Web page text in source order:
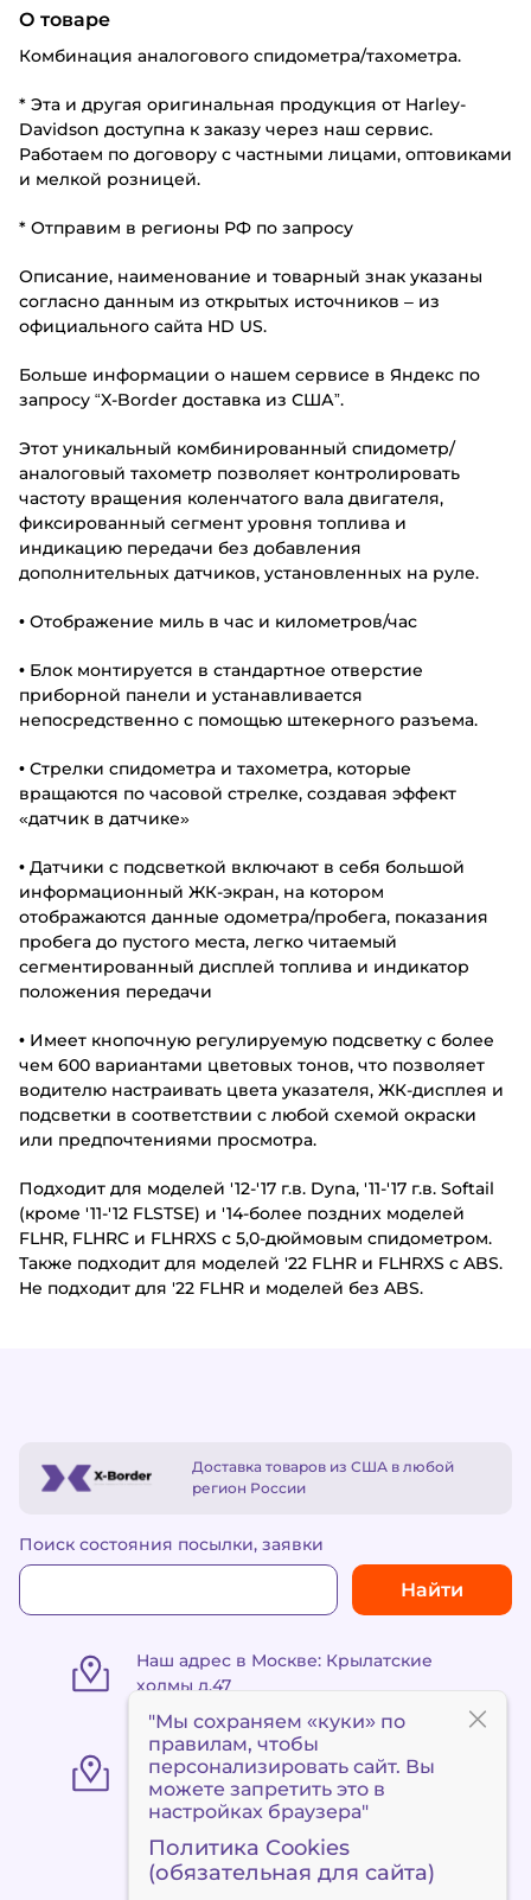
О товаре
Комбинация аналогового спидометра/тахометра.
* Эта и другая оригинальная продукция от Harley-
Davidson доступна к заказу через наш сервис.
Работаем по договору с частными лицами, оптовиками
и мелкой розницей.
* Отправим в регионы РФ по запросу
Описание, наименование и товарный знак указаны
согласно данным из открытых источников – из
официального сайта HD US.
Больше информации о нашем сервисе в Яндекс по
запросу “X-Border доставка из США”.
Этот уникальный комбинированный спидометр/
аналоговый тахометр позволяет контролировать
частоту вращения коленчатого вала двигателя,
фиксированный сегмент уровня топлива и
индикацию передачи без добавления
дополнительных датчиков, установленных на руле.
• Отображение миль в час и километров/час
• Блок монтируется в стандартное отверстие
приборной панели и устанавливается
непосредственно с помощью штекерного разъема.
• Стрелки спидометра и тахометра, которые
вращаются по часовой стрелке, создавая эффект
«датчик в датчике»
• Датчики с подсветкой включают в себя большой
информационный ЖК-экран, на котором
отображаются данные одометра/пробега, показания
пробега до пустого места, легко читаемый
сегментированный дисплей топлива и индикатор
положения передачи
• Имеет кнопочную регулируемую подсветку с более
чем 600 вариантами цветовых тонов, что позволяет
водителю настраивать цвета указателя, ЖК-дисплея и
подсветки в соответствии с любой схемой окраски
или предпочтениями просмотра.
Подходит для моделей '12-'17 г.в. Dyna, '11-'17 г.в. Softail
(кроме '11-'12 FLSTSE) и '14-более поздних моделей
FLHR, FLHRC и FLHRXS с 5,0-дюймовым спидометром.
Также подходит для моделей '22 FLHR и FLHRXS с ABS.
Не подходит для '22 FLHR и моделей без ABS.
Доставка товаров из США в любой
регион России
Поиск состояния посылки, заявки
Найти
Наш адрес в Москве: Крылатские
холмы д.47
«Пункт выдачи Метро
«Сокольники» ул. Маленковская 32,
стр. 3
"Мы сохраняем «куки» по
правилам, чтобы
персонализировать сайт. Вы
можете запретить это в
настройках браузера"
Политика Cookies
(обязательная для сайта)